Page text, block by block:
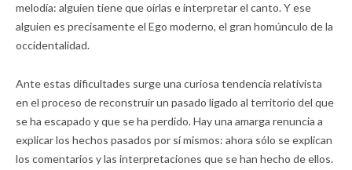
melodía: alguien tiene que oírlas e interpretar el canto. Y ese
alguien es precisamente el Ego moderno, el gran homúnculo de la
occidentalidad.
Ante estas dificultades surge una curiosa tendencia relativista
en el proceso de reconstruir un pasado ligado al territorio del que
se ha escapado y que se ha perdido. Hay una amarga renuncia a
explicar los hechos pasados por sí mismos: ahora sólo se explican
los comentarios y las interpretaciones que se han hecho de ellos.